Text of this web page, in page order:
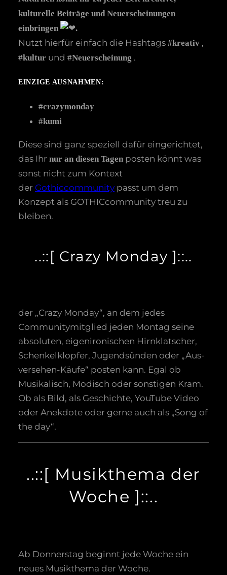
kulturelle Beiträge und Neuerscheinungen
einbringen
.
Nutzt hierfür einfach die Hashtags #kreativ ,
#kultur und #Neuerscheinung .
EINZIGE AUSNAHMEN:
#crazymonday
#kumi
Diese sind ganz speziell dafür eingerichtet,
das Ihr nur an diesen Tagen posten könnt was
sonst nicht zum Kontext
der Gothiccommunity passt um dem
Konzept als GOTHICcommunity treu zu
bleiben.
..::[ Crazy Monday ]::..
der „Crazy Monday“, an dem jedes
Communitymitglied jeden Montag seine
absoluten, eigenironischen Hirnklatscher,
Schenkelklopfer, Jugendsünden oder „Aus-
versehen-Käufe“ posten kann. Egal ob
Musikalisch, Modisch oder sonstigen Kram.
Ob als Bild, als Geschichte, YouTube Video
oder Anekdote oder gerne auch als „Song of
the day“.
..::[ Musikthema der
Woche ]::..
Ab Donnerstag beginnt jede Woche ein
neues Musikthema der Woche.